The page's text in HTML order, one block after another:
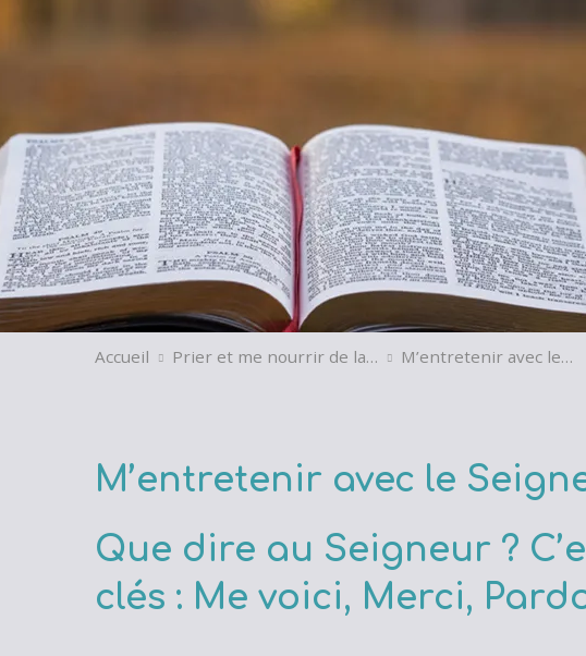
Accueil Prier et me nourrir de la… M’entretenir avec le…
M’entretenir avec le
Que dire au Seigneur ?
clés : Me voici, Merci,